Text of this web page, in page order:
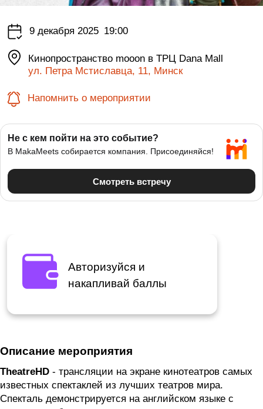
9 декабря 2025 19:00
Кинопространство mooon в ТРЦ Dana Mall
ул. Петра Мстиславца, 11, Минск
Напомнить о мероприятии
Авторизуйся и
накапливай баллы
Описание мероприятия
TheatreHD - трансляции на экране кинотеатров самых
известных спектаклей из лучших театров мира.
Спекталь демонстрируется на английском языке с